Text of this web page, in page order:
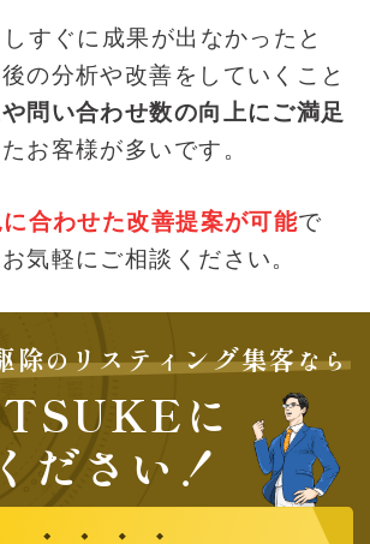
すぐに成果が出なかったと
の分析や改善をしていくこと
問い合わせ数の向上にご満足
お客様が多いです。
合わせた改善提案が可能で
気軽にご相談ください。
除のリスティング集客なら
に
ださい！